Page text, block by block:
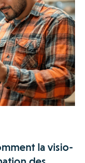
la visio-